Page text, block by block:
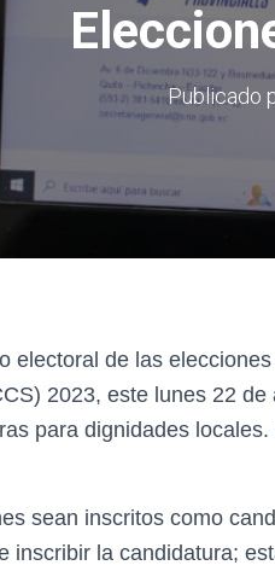
Publicado
electoral de las
2023, este lunes 22
para dignidades
sean inscritos como
inscribir la candidatura;